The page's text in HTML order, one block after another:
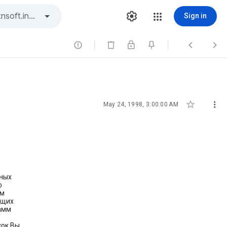
Sign in
  
May 24, 1998, 3:00:00 AM  